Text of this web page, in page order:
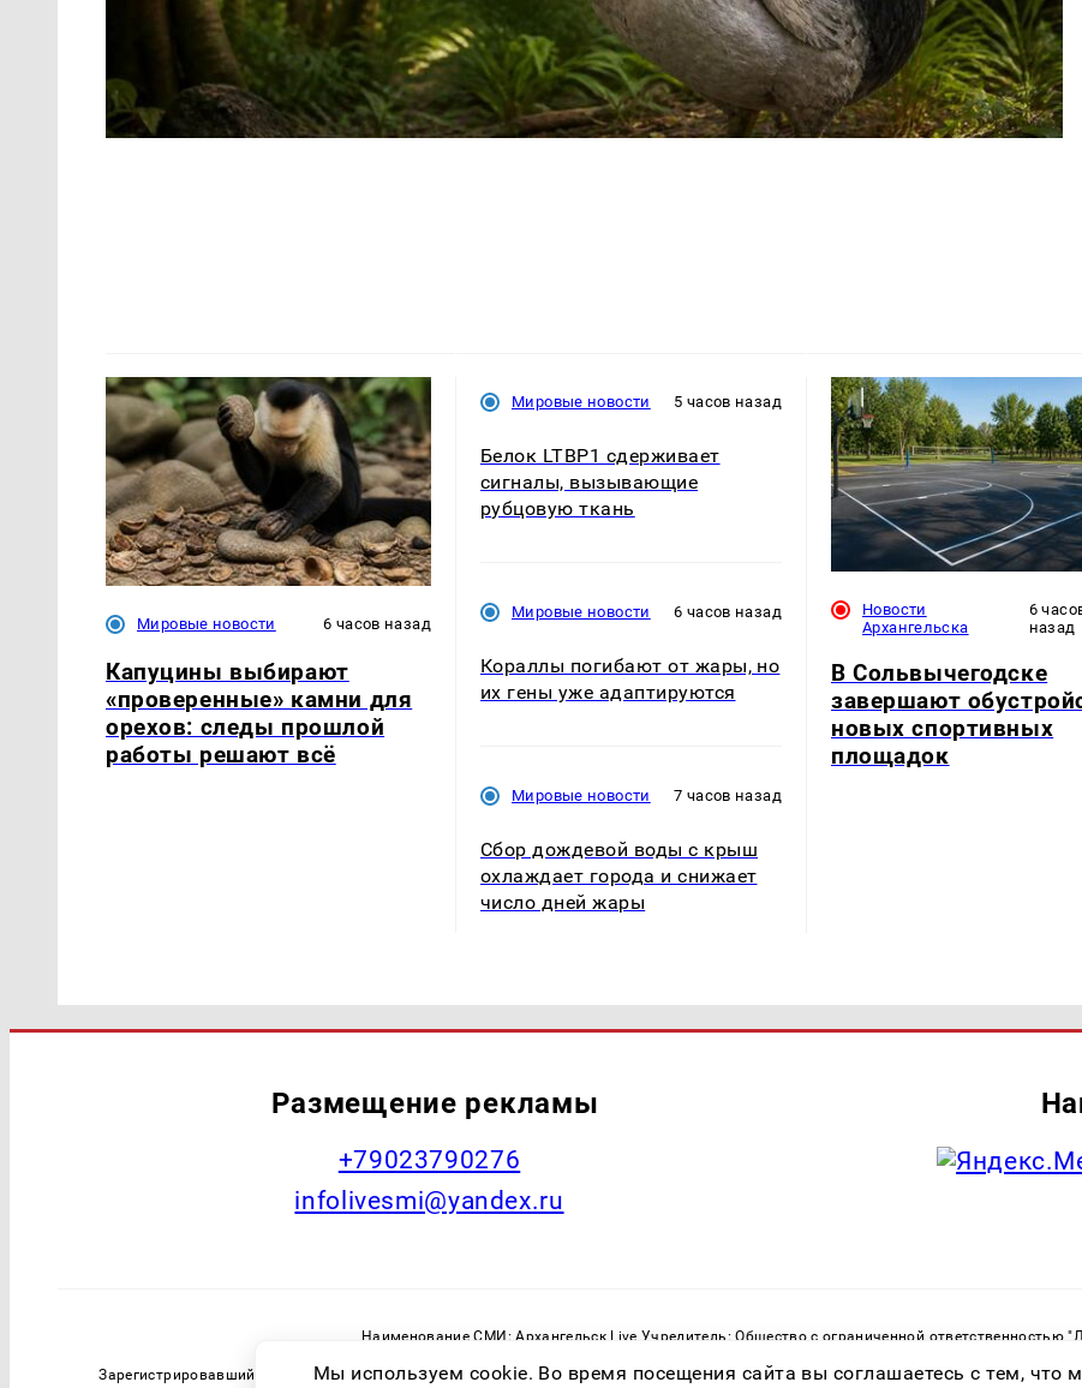
Мировые новости 6 часов назад
Капуцины выбирают
«проверенные» камни для
орехов: следы прошлой
работы решают всё
Мировые новости 5 часов назад
Белок LTBP1 сдерживает
сигналы, вызывающие
рубцовую ткань
Мировые новости 6 часов назад
Кораллы погибают от жары, но
их гены уже адаптируются
Мировые новости 7 часов назад
Сбор дождевой воды с крыш
охлаждает города и снижает
число дней жары
Новости
Архангельска
6
назад
В Сольвычегодске
завершают
новых спортивных
площадок
Размещение рекламы
+79023790276
infolivesmi@yandex.ru
Наименование СМИ: Архангельск Live Учредитель: Общество с ограниченной ответственностью
Зарегистрировавший орган: Федеральная служба по надзору в сфере связи, информационных технологий и массовых
Мы используем cookie. Во время посещения сайта вы соглашаетесь с тем,